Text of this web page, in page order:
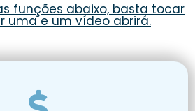
funções abaixo, basta tocar
uma e um vídeo abrirá.